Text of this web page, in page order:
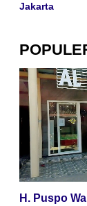
Jakarta
H. Puspo